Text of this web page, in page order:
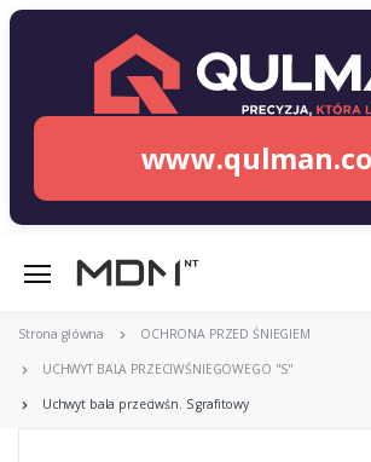
Strona główna OCHRONA PRZED ŚNIEGIEM
UCHWYT BALA PRZECIWŚNIEGOWEGO "S"
Uchwyt bala przeciwśn. S grafitowy